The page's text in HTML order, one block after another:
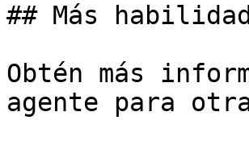
## Más
Obtén más
agente para